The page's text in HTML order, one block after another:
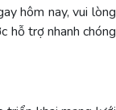
hôm nay, vui lòng
hỗ trợ nhanh chóng